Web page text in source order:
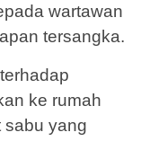
wartawan
tersangka.
ke rumah
sabu yang